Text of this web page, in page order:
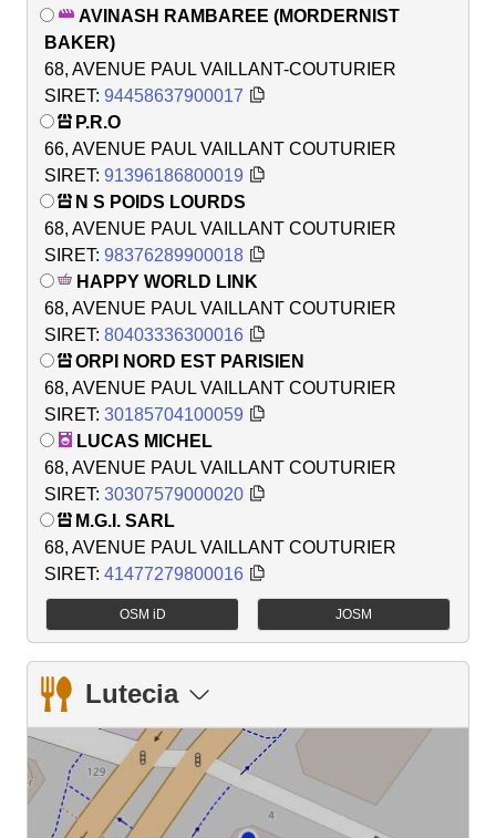
AVINASH RAMBAREE (MORDERNIST
BAKER)
68, AVENUE PAUL VAILLANT-COUTURIER
SIRET: 94458637900017
P.R.O
66, AVENUE PAUL VAILLANT COUTURIER
SIRET: 91396186800019
N S POIDS LOURDS
68, AVENUE PAUL VAILLANT COUTURIER
SIRET: 98376289900018
HAPPY WORLD LINK
68, AVENUE PAUL VAILLANT COUTURIER
SIRET: 80403336300016
ORPI NORD EST PARISIEN
68, AVENUE PAUL VAILLANT COUTURIER
SIRET: 30185704100059
LUCAS MICHEL
68, AVENUE PAUL VAILLANT COUTURIER
SIRET: 30307579000020
M.G.I. SARL
68, AVENUE PAUL VAILLANT COUTURIER
SIRET: 41477279800016
OSM iD JOSM
Lutecia